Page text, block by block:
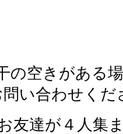
の空きがある
い合わせくだ
友達が４人集